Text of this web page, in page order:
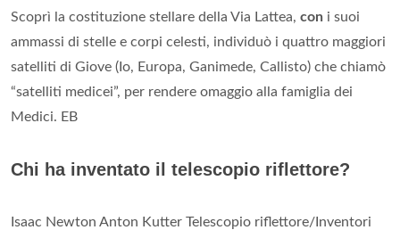
Scoprì la costituzione stellare della Via Lattea, con i suoi
ammassi di stelle e corpi celesti, individuò i quattro maggiori
satelliti di Giove (Io, Europa, Ganimede, Callisto) che chiamò
“satelliti medicei”, per rendere omaggio alla famiglia dei
Medici. EB
Chi ha inventato il telescopio riflettore?
Isaac Newton Anton Kutter Telescopio riflettore/Inventori